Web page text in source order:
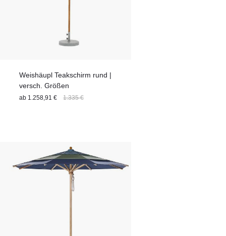
Weishäupl Teakschirm rund |
versch. Größen
ab 1.258,91 € 1.335 €